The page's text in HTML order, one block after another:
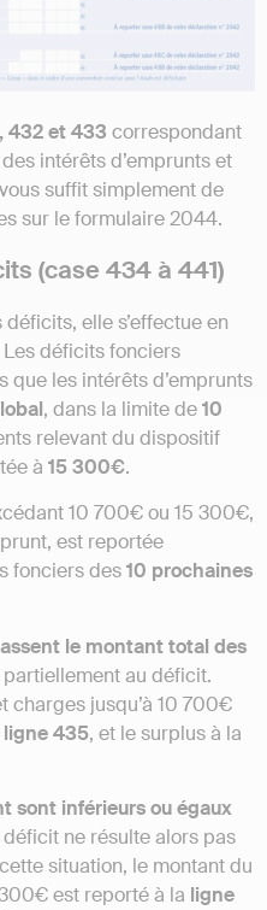
432 et 433 correspondant
intérêts d’emprunts et
suffit simplement de
sur le formulaire 2044.
(case 434 à 441)
elle s’effectue en
Les déficits fonciers
que les intérêts d’emprunts
, dans la limite de10
relevant du dispositif
à 15 300€.
10 700€ ou 15 300€,
est reportée
fonciers des10 prochaines
le montant total des
au déficit.
charges jusqu’à 10 700€
ligne 435, et le surplus à la
sont inférieurs ou égaux
déficit ne résulte alors pas
situation, le montant du
est reporté à la ligne